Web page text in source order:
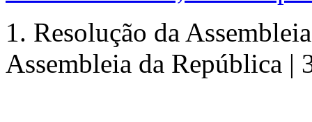
1. Resolução da
Assembleia da República |